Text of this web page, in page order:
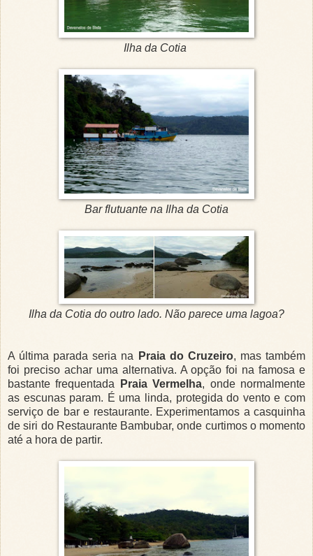
Ilha da Cotia
Bar flutuante na Ilha da Cotia
Ilha da Cotia do outro lado. Não parece uma lagoa?
A última parada seria na Praia do Cruzeiro, mas também
foi preciso achar uma alternativa. A opção foi na famosa e
bastante frequentada
Praia Vermelha, onde normalmente
as escunas param. É uma linda, protegida do vento e com
serviço de bar e restaurante. Experimentamos a casquinha
de siri do Restaurante Bambubar, onde curtimos o momento
até a hora de partir.